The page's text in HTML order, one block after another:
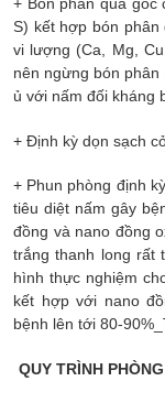
S) kết hợp bón
vi lượng (Ca, Mg,
nên ngừng bón
ủ với nấm đối kháng
+ Định kỳ dọn sạch
+ Phun phòng định
tiêu diệt nấm gây
đồng và nano đồng
trắng thanh long rất
hình thực nghiệm
kết hợp với nano
bệnh lên tới 80-
QUY TRÌNH